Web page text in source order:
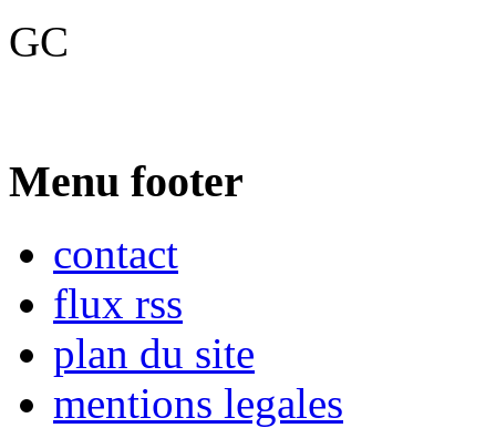
GC
Menu footer
contact
flux rss
plan du site
mentions legales